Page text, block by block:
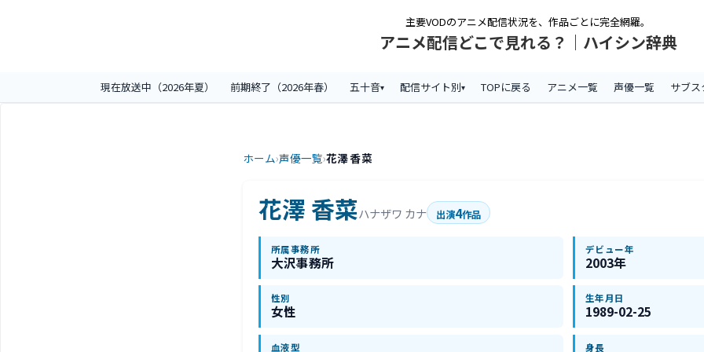
主要VODのアニメ配信状況を、作品ごとに完全網羅。
アニメ配信どこで見れる？｜ハイシン辞典
現在放送中（2026年夏） 前期終了（2026年春） 五十音 配信サイト別 TOPに戻る アニメ一覧 声優一覧 サブ
ホーム›声優一覧›花澤 香菜
花澤 香菜ハナザワ カナ 出演4作品
所属事務所
大沢事務所
デビュー年
2003年
性別
女性
生年月日
1989-02-25
血液型 身長